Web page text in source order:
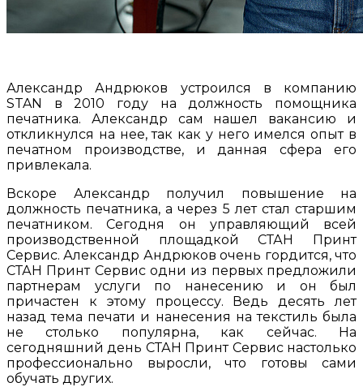
Александр Андрюков устроился в компанию
STAN в 2010 году на должность помощника
печатника. Александр сам нашел вакансию и
откликнулся на нее, так как у него имелся опыт в
печатном производстве, и данная сфера его
привлекала.
Вскоре Александр получил повышение на
должность печатника, а через 5 лет стал старшим
печатником. Сегодня он управляющий всей
производственной площадкой СТАН Принт
Сервис. Александр Андрюков очень гордится, что
СТАН Принт Сервис одни из первых предложили
партнерам услуги по нанесению и он был
причастен к этому процессу. Ведь десять лет
назад тема печати и нанесения на текстиль была
не столько популярна, как сейчас. На
сегодняшний день СТАН Принт Сервис настолько
профессионально выросли, что готовы сами
обучать других.